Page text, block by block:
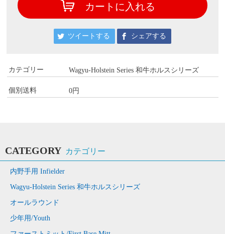
カートに入れる
ツイートする シェアする
カテゴリー Wagyu-Holstein Series 和牛ホルスシリーズ
個別送料 0円
CATEGORY カテゴリー
内野手用 Infielder
Wagyu-Holstein Series 和牛ホルスシリーズ
オールラウンド
少年用/Youth